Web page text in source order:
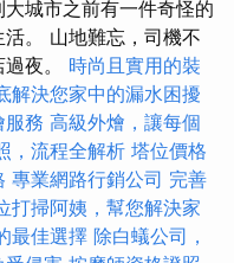
城市之前有一件奇怪的
。 山地難忘，司機不
夜。 時尚且實用的裝
解決您家中的漏水困擾
服務 高級外燴，讓每個
，流程全解析 塔位價格
專業網路行銷公司 完善
打掃阿姨，幫您解決家
最佳選擇 除白蟻公司，